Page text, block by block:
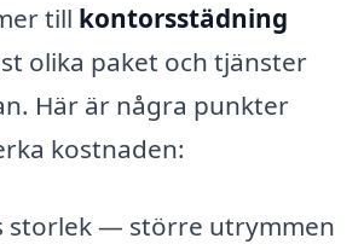
till kontorsstädning
olika paket och tjänster
Här är några punkter
kostnaden:
storlek — större utrymmen